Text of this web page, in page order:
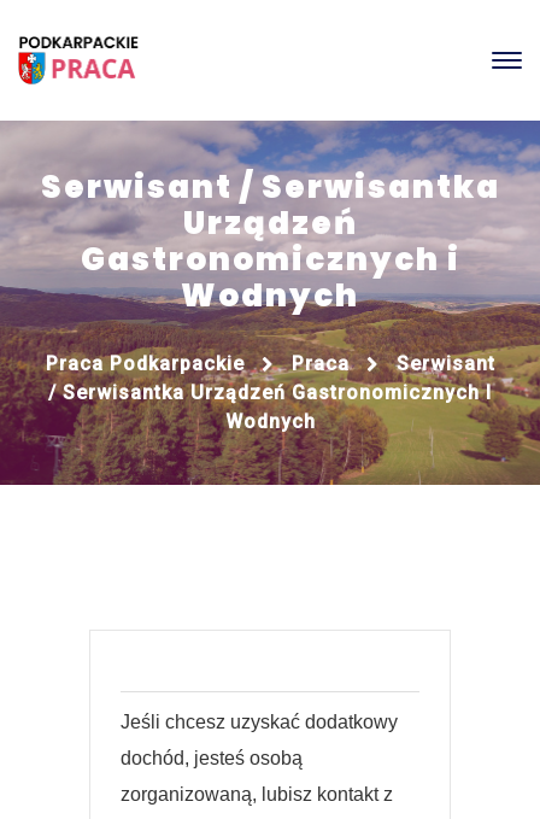
Serwisant / Serwisantka
Urządzeń
Gastronomicznych i
Wodnych
Praca Podkarpackie Praca
Serwisant
/ Serwisantka Urządzeń Gastronomicznych I
Wodnych
Jeśli chcesz uzyskać dodatkowy
dochód, jesteś osobą
zorganizowaną, lubisz kontakt z